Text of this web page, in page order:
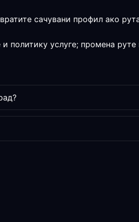
сачувани профил ако
политику услуге; промена